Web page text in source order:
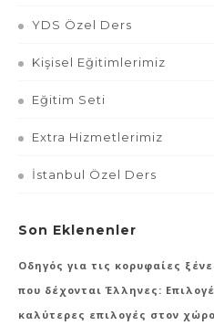
YDS Özel Ders
Kişisel Eğitimlerimiz
Eğitim Seti
Extra Hizmetlerimiz
İstanbul Özel Ders
Son Eklenenler
Οδηγός για τις κορυφαίες
που δέχονται Έλληνες:
καλύτερες επιλογές στον